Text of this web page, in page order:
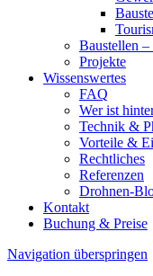
Baustellen
Projekte
Wissenswertes
FAQ
Wer ist
Technik &
Vorteile &
Rechtliches
Referenzen
Drohnen-
Kontakt
Buchung & Preise
Navigation überspringen